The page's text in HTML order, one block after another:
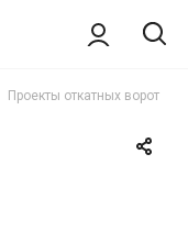
Проекты откатных ворот